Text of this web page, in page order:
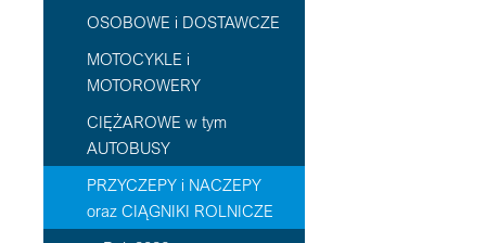
OSOBOWE i DOSTAWCZE
MOTOCYKLE i
MOTOROWERY
CIĘŻAROWE w tym
AUTOBUSY
PRZYCZEPY i NACZEPY
oraz CIĄGNIKI ROLNICZE